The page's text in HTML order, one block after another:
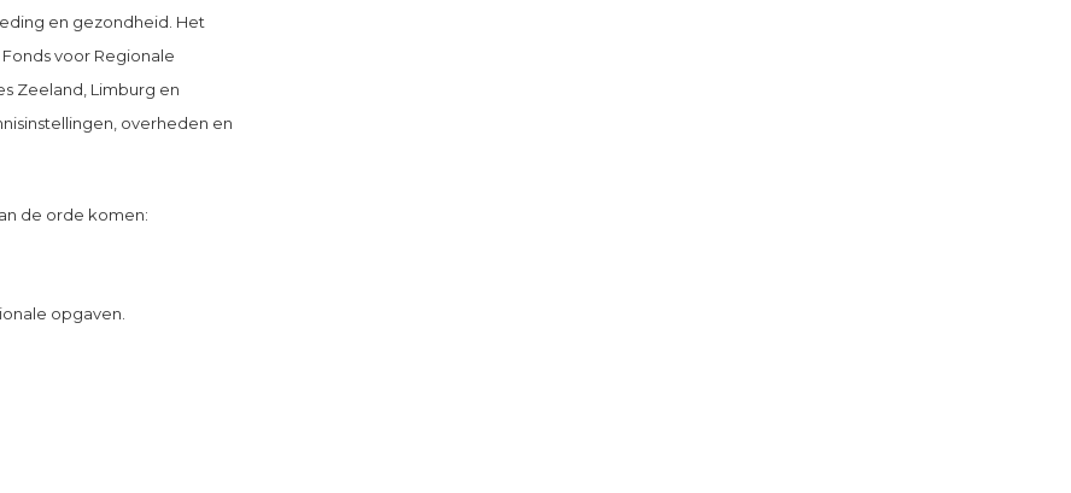
en gezondheid. Het
voor Regionale
Zeeland, Limburg en
overheden en
de orde komen:
opgaven.